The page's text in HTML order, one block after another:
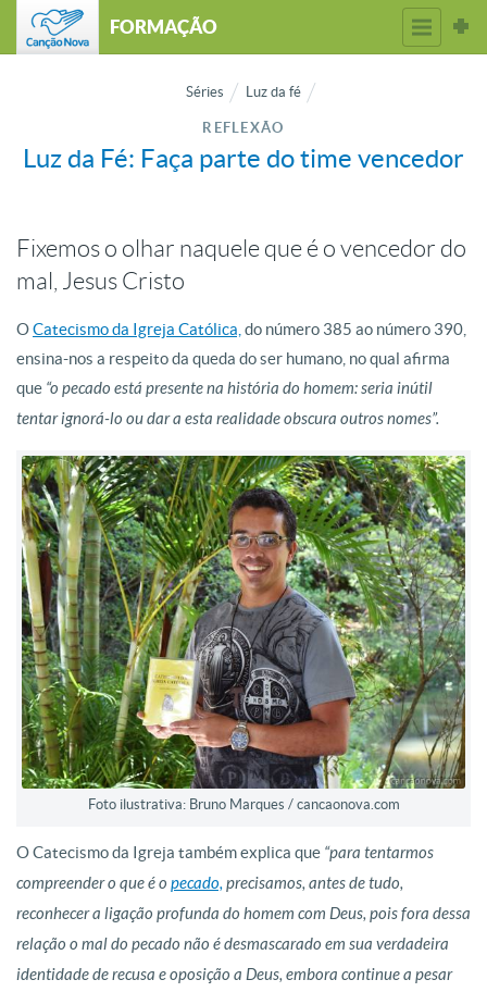
FORMAÇÃO
Séries Luz da fé
REFLEXÃO
Luz da Fé: Faça parte do time vencedor
Fixemos o olhar naquele que é o vencedor do
mal, Jesus Cristo
OCatecismo da Igreja Católica, do número 385 ao número 390,
ensina-nos a respeito da queda do ser humano, no qual afirma
que “o pecado está presente na história do homem: seria inútil
tentar ignorá-lo ou dar a esta realidade obscura outros nomes”.
Foto ilustrativa: Bruno Marques / cancaonova.com
O Catecismo da Igreja também explica que “para tentarmos
compreender o que é o pecado,precisamos, antes de tudo,
reconhecer a ligação profunda do homem com Deus, pois fora dessa
relação o mal do pecado não é desmascarado em sua verdadeira
identidade de recusa e oposição a Deus, embora continue a pesar